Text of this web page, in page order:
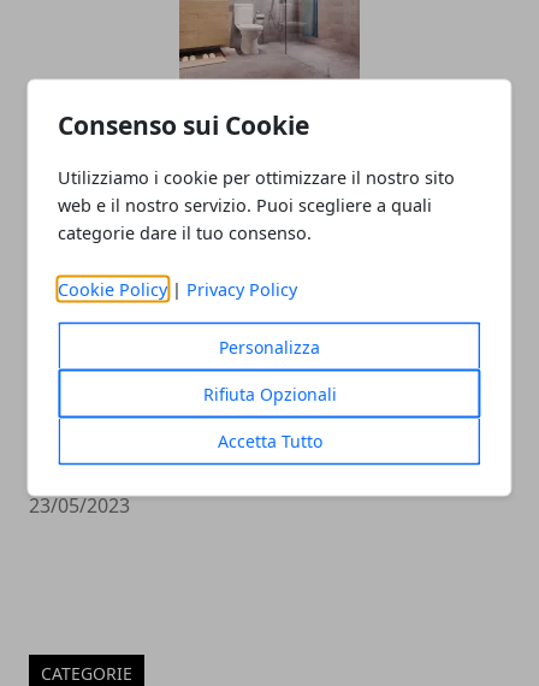
Consenso sui Cookie
Utilizziamo i cookie per ottimizzare il nostro sito
web e il nostro servizio. Puoi scegliere a quali
categorie dare il tuo consenso.
Cookie Policy | Privacy Policy
Personalizza
Rifiuta Opzionali
Accetta Tutto
Come arredare il bagno moderno
13/06/2023
Consigli per il Beauty: i vantaggi dei
prodotti cosmetici bio.
23/05/2023
CATEGORIE